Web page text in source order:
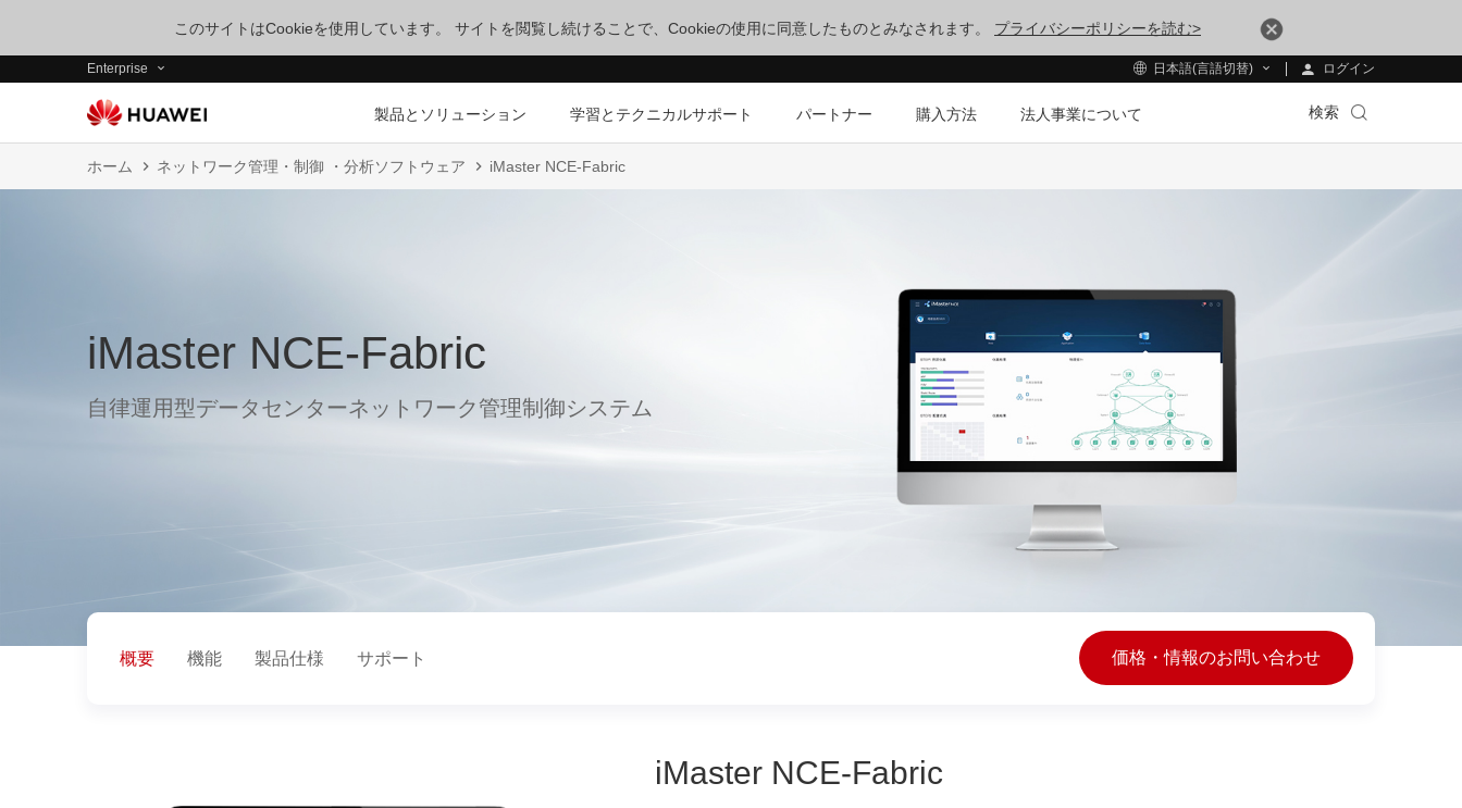
このサイトはCookieを使用しています。 サイトを閲覧し続けることで、Cookieの使用に同意したものとみなされます。 プライバシーポリシーを読む>
Enterprise 日本語(言語切替) ログイン
製品とソリューション 学習とテクニカルサポート パートナー 購入方法 法人事業について 検索
ホーム ネットワーク管理・制御 ・分析ソフトウェア iMaster NCE-Fabric
iMaster NCE-Fabric
自律運用型データセンターネットワーク管理制御システム
概要 機能 製品仕様 サポート 価格・情報のお問い合わせ
iMaster NCE-Fabric